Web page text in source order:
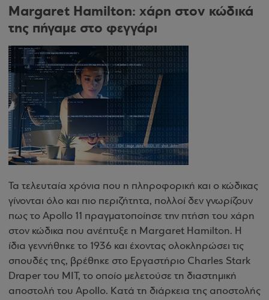
Margaret Hamilton: χάρη στον κώδικά
της πήγαμε στο φεγγάρι
Τα τελευταία χρόνια που η πληροφορική και ο κώδικας
γίνονται όλο και πιο περιζήτητα, πολλοί δεν γνωρίζουν
πως το Apollo 11 πραγματοποίησε την πτήση του χάρη
στον κώδικα που ανέπτυξε η Margaret Hamilton. Η
ίδια γεννήθηκε το 1936 και έχοντας ολοκληρώσει τις
σπουδές της, βρέθηκε στο Εργαστήριο Charles Stark
Draper του MIT, το οποίο μελετούσε τη διαστημική
αποστολή του Apollo. Kατά τη διάρκεια της αποστολής